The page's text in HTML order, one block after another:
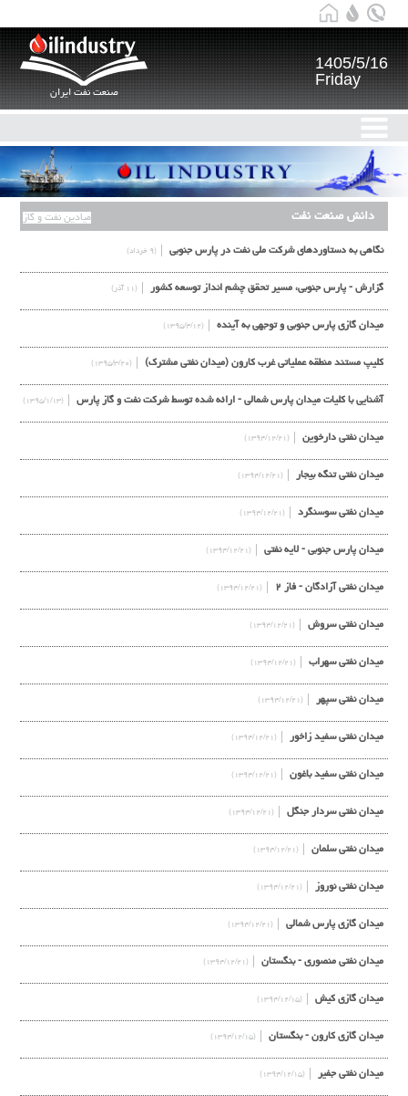
صنعت نفت ایران
1405/5/16
Friday
دانش صنعت نفت میادین نفت و گاز
نگاهی به دستاوردهای شرکت ملی نفت در پارس جنوبی (۹ خرداد)
گزارش - پارس جنوبی، مسیر تحقق چشم انداز توسعه کشور (۱۱ آذر)
ميدان گازي پارس جنوبي و توجهي به آينده (۱۳۹۵/۴/۱۲)
کلیپ مستند منطقه عملیاتی غرب کارون (میدان نفتی مشترک) (۱۳۹۵/۳/۲۰)
آشنایی با کلیات میدان پارس شمالی - ارائه شده توسط شرکت نفت و گاز پارس (۱۳۹۵/۱/۱۳)
میدان نفتی دارخوین (۱۳۹۴/۱۲/۲۱)
میدان نفتی تنگه بیجار (۱۳۹۴/۱۲/۲۱)
میدان نفتی سوسنگرد (۱۳۹۴/۱۲/۲۱)
میدان پارس جنوبی - لایه نفتی (۱۳۹۴/۱۲/۲۱)
میدان نفتی آزادگان - فاز ۲ (۱۳۹۴/۱۲/۲۱)
میدان نفتی سروش (۱۳۹۴/۱۲/۲۱)
میدان نفتی سهراب (۱۳۹۴/۱۲/۲۱)
میدان نفتی سپهر (۱۳۹۴/۱۲/۲۱)
میدان نفتی سفید زاخور (۱۳۹۴/۱۲/۲۱)
میدان نفتی سفید باغون (۱۳۹۴/۱۲/۲۱)
میدان نفتی سردار جنگل (۱۳۹۴/۱۲/۲۱)
میدان نفتی سلمان (۱۳۹۴/۱۲/۲۱)
میدان نفتی نوروز (۱۳۹۴/۱۲/۲۱)
میدان گازی پارس شمالی (۱۳۹۴/۱۲/۲۱)
میدان نفتی منصوری - بنگستان (۱۳۹۴/۱۲/۲۱)
میدان گازی کیش (۱۳۹۴/۱۲/۱۵)
میدان گازی کارون - بنگستان (۱۳۹۴/۱۲/۱۵)
میدان نفتی جفیر (۱۳۹۴/۱۲/۱۵)